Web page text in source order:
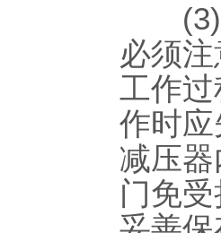
(3)减
必须
工作
作时
减压
门免